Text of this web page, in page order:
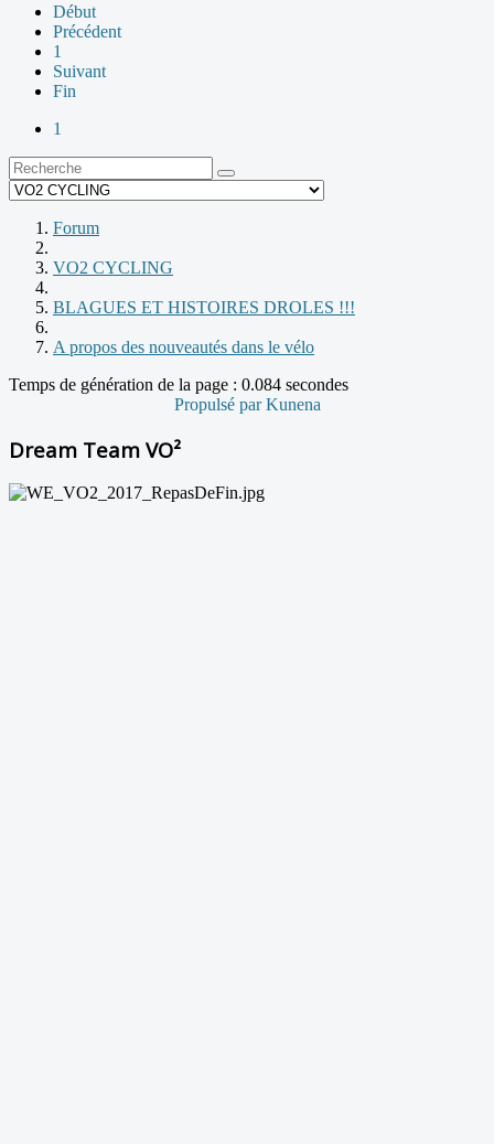
Début
Précédent
1
Suivant
Fin
1
Forum
VO2 CYCLING
BLAGUES ET HISTOIRES DROLES !!!
A propos des nouveautés dans le vélo
Temps de génération de la page : 0.084 secondes
Propulsé parKunena
Dream Team VO²